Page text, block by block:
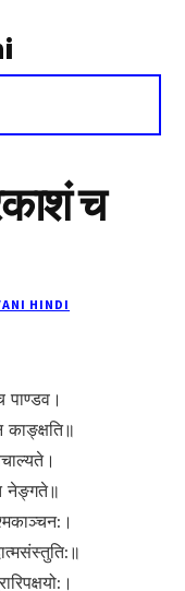
च
HINDI
पाण्डव।
काङ्क्षति॥
नेङ्गते॥